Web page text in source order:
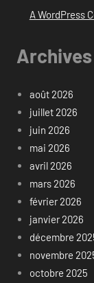
A WordPress
Archives
août 2026
juillet 2026
juin 2026
mai 2026
avril 2026
mars 2026
février 2026
janvier 2026
décembre
novembre
octobre 2025